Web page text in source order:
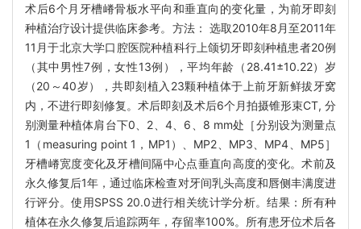
术后6个月牙槽嵴骨板水平向和垂直向的变化量，为前牙即刻
种植治疗设计提供临床参考。方法： 选取2010年8月至2011年
11月于北京大学口腔医院种植科行上颌切牙即刻种植患者20例
（其中男性7例，女性13例），平均年龄（28.41±10.22）岁
（20～40岁），共即刻植入23颗种植体于上前牙新鲜拔牙窝
内，不进行即刻修复。术后即刻及术后6个月拍摄锥形束CT, 分
别测量种植体肩台下0、2、4、6、8 mm处［分别设为测量点
1（measuring point 1，MP1）、MP2、MP3、MP4、MP5］
牙槽嵴宽度变化及牙槽间隔中心点垂直向高度的变化。术前及
永久修复后1年，通过临床检查对牙间乳头高度和唇侧丰满度进
行评分。使用SPSS 20.0进行相关统计学分析。结果：所有种
植体在永久修复后追踪两年，存留率100%。所有患牙位术后各